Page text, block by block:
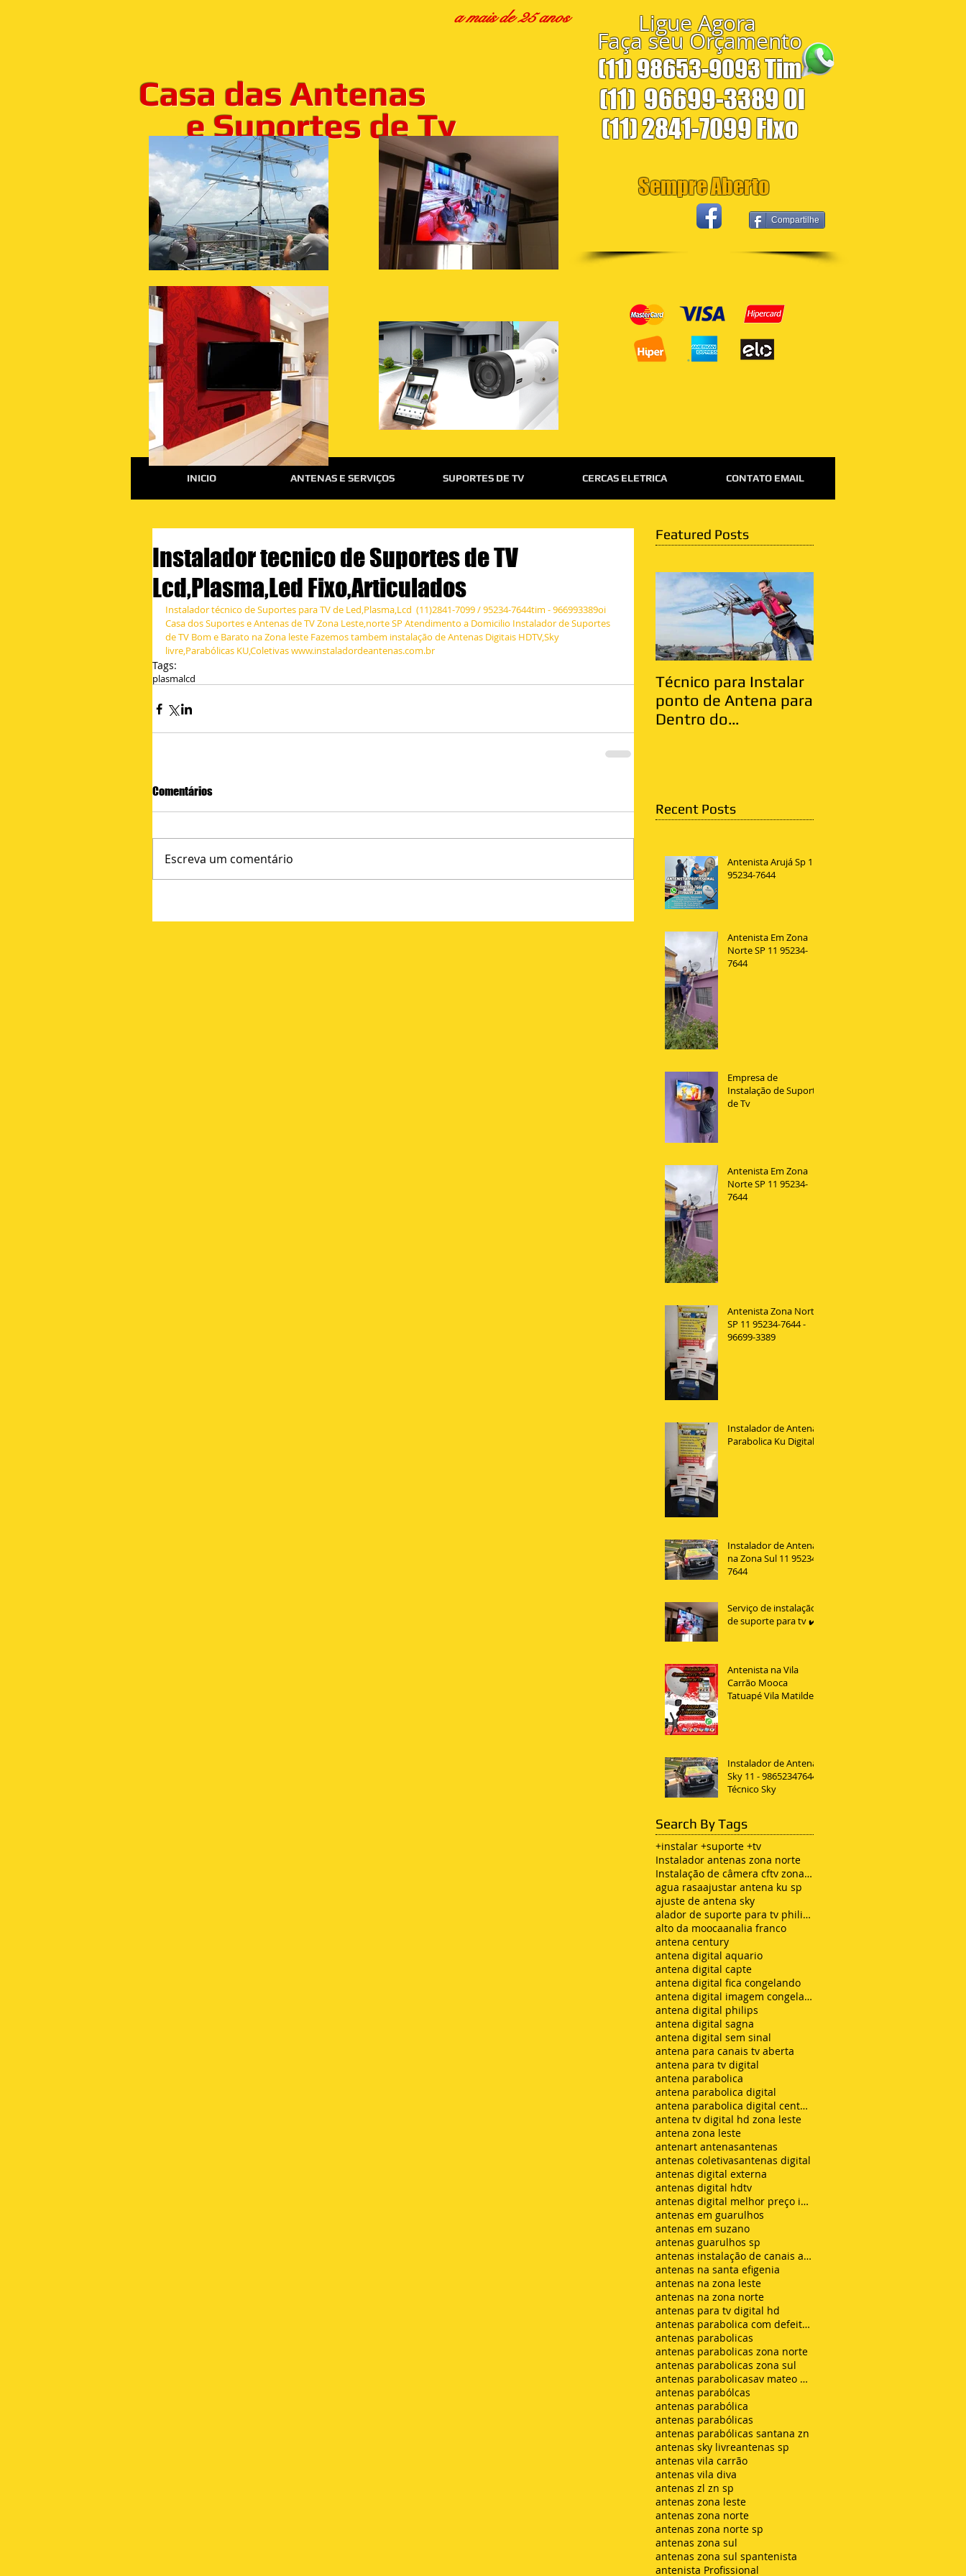
Casa das Antenas
e Suportes de Tv
a mais de 25 anos Ligue Agora
Faça seu Orçamento
(11) 98653-9093 Tim
(11) 96699-3389 Oi
(11) 2841-7099 Fixo
Sempre Aberto
Compartilhe
INICIO ANTENAS E SERVIÇOS SUPORTES DE TV CERCAS ELETRICA CONTATO EMAIL
Instalador tecnico de Suportes de TV
Lcd,Plasma,Led Fixo,Articulados
Instalador técnico de Suportes para TV de Led,Plasma,Lcd  (11)2841-7099 / 95234-7644tim - 966993389oi
Casa dos Suportes e Antenas de TV Zona Leste,norte SP Atendimento a Domicilio Instalador de Suportes
de TV Bom e Barato na Zona leste Fazemos tambem instalação de Antenas Digitais HDTV,Sky
livre,Parabólicas KU,Coletivas www.instaladordeantenas.com.br
Tags:
plasmalcd
Comentários
Escreva um comentário
Featured Posts
Técnico para Instalar
ponto de Antena para
Dentro do
Recent Posts
Antenista Arujá Sp 11
95234-7644
Antenista Em Zona
Norte SP 11 95234-
7644
Empresa de
Instalação de Suporte
de Tv
Antenista Em Zona
Norte SP 11 95234-
7644
Antenista Zona Norte
SP 11 95234-7644 -
96699-3389
Instalador de Antena
Parabolica Ku Digital
Instalador de Antenas
na Zona Sul 11 95234
7644
Serviço de instalação
de suporte para tv ✔️
Antenista na Vila
Carrão Mooca
Tatuapé Vila Matilde
Instalador de Antena
Sky 11 - 98652347644
Técnico Sky
Search By Tags
+instalar +suporte +tv
Instalador antenas zona norte
Instalação de câmera cftv zona leste sp
agua rasaajustar antena ku sp
ajuste de antena sky
alador de suporte para tv philips
alto da moocaanalia franco
antena century
antena digital aquario
antena digital capte
antena digital fica congelando
antena digital imagem congelando
antena digital philips
antena digital sagna
antena digital sem sinal
antena para canais tv aberta
antena para tv digital
antena parabolica
antena parabolica digital
antena parabolica digital century
antena tv digital hd zona leste
antena zona leste
antenart antenasantenas
antenas coletivasantenas digital
antenas digital externa
antenas digital hdtv
antenas digital melhor preço instalada
antenas em guarulhos
antenas em suzano
antenas guarulhos sp
antenas instalação de canais abertos de tv net zon
antenas na santa efigenia
antenas na zona leste
antenas na zona norte
antenas para tv digital hd
antenas parabolica com defeito sem sinal chuvisco
antenas parabolicas
antenas parabolicas zona norte
antenas parabolicas zona sul
antenas parabolicasav mateo bei são mateus
antenas parabólcas
antenas parabólica
antenas parabólicas
antenas parabólicas santana zn
antenas sky livreantenas sp
antenas vila carrão
antenas vila diva
antenas zl zn sp
antenas zona leste
antenas zona norte
antenas zona norte sp
antenas zona sul
antenas zona sul spantenista
antenista Profissional